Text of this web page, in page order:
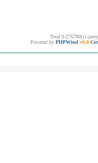
Total 0.276780(s)
Powered by PHPWind v6.0